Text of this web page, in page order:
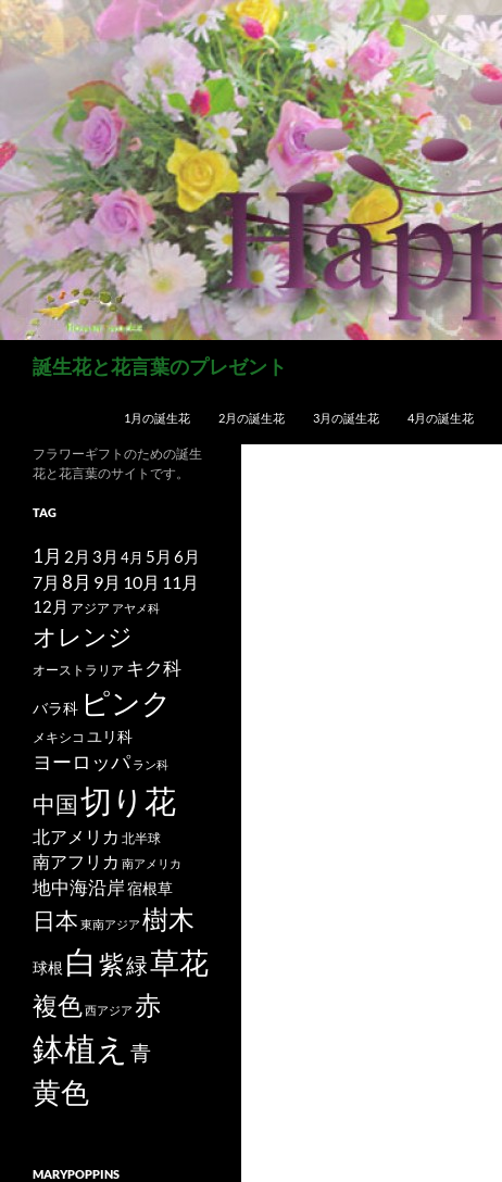
コ
ン
ツ
へ
ス
キ
ッ
プ
誕生花と花言葉のプレゼント
1月の誕生花 2月の誕生花 3月の誕生花 4月の誕生花
フラワーギフトのための誕生
花と花言葉のサイトです。
TAG
1月 2月 3月 4月 5月 6月
7月 8月 9月 10月 11月
12月 アジア アヤメ科
オレンジ
オーストラリア キク科
バラ科 ピンク
メキシコ ユリ科
ヨーロッパ ラン科
中国切り花
北アメリカ 北半球
南アフリカ 南アメリカ
地中海沿岸宿根草
日本 東南アジア 樹木
球根 白 紫緑草花
複色西アジア 赤
鉢植え 青
黄色
MARYPOPPINS